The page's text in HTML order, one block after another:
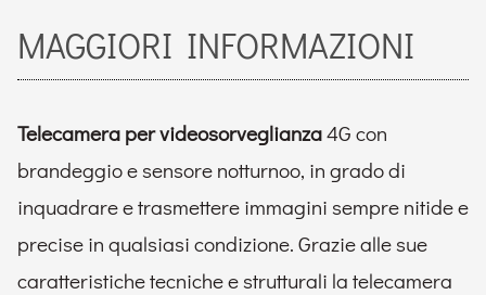
MAGGIORI INFORMAZIONI
Telecamera per videosorveglianza4G con
brandeggio e sensore notturnoo, in grado di
inquadrare e trasmettere immagini sempre nitide e
precise in qualsiasi condizione. Grazie alle sue
caratteristiche tecniche e strutturali la telecamera